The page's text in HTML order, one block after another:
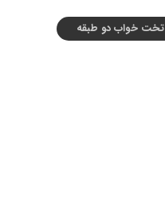
تخت خواب دو طبقه